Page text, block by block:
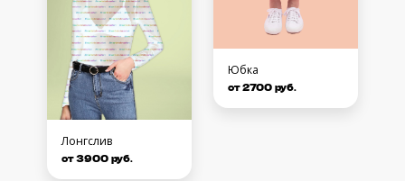
Лонгслив
от 3900 руб.
Юбка
от 2700 руб.